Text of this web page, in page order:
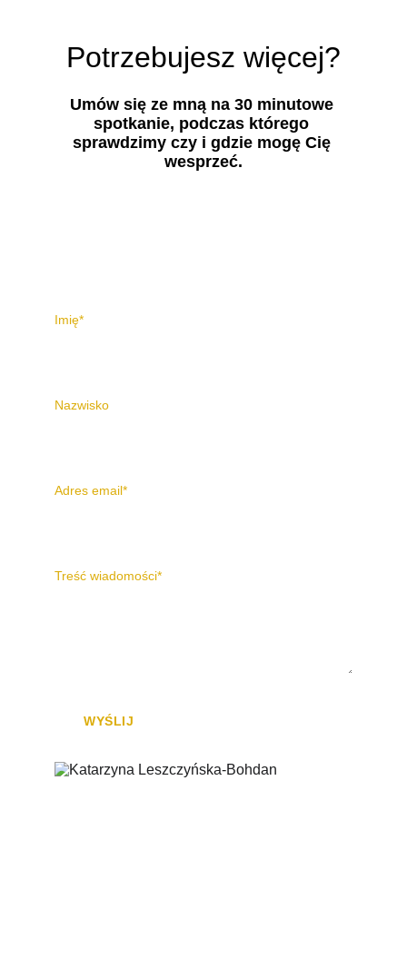
Potrzebujesz więcej?
Umów się ze mną na 30 minutowe
spotkanie, podczas którego
sprawdzimy czy i gdzie mogę Cię
wesprzeć.
Imię*
Nazwisko
Adres email*
Treść wiadomości*
WYŚLIJ